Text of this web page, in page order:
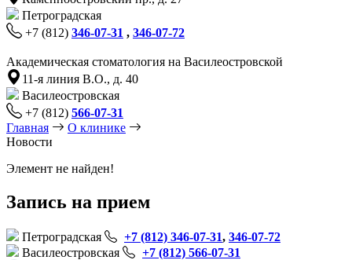
Петроградская
+7 (812) 346-07-31 , 346-07-72
Академическая стоматология на Василеостровской
11-я линия В.О., д. 40
Василеостровская
+7 (812) 566-07-31
Главная
О клинике
Новости
Элемент не найден!
Запись на прием
Петроградская +7 (812) 346-07-31, 346-07-72
Василеостровская
+7 (812) 566-07-31